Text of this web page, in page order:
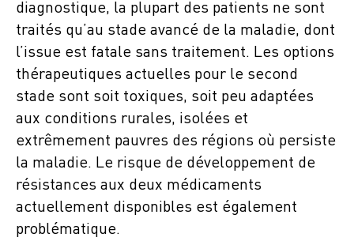
diagnostique, la plupart des patients ne sont
traités qu’au stade avancé de la maladie, dont
l’issue est fatale sans traitement. Les options
thérapeutiques actuelles pour le second
stade sont soit toxiques, soit peu adaptées
aux conditions rurales, isolées et
extrêmement pauvres des régions où persiste
la maladie. Le risque de développement de
résistances aux deux médicaments
actuellement disponibles est également
problématique.